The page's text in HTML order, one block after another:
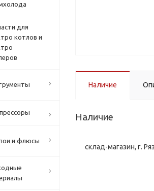
Наличие
Наличие
склад-магазин, г.
для
котлов и
и флюсы